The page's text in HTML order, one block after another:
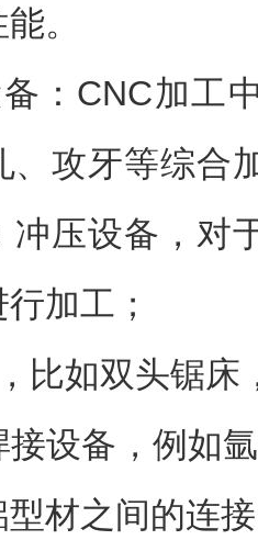
。
：CNC加工
、攻牙等综合
冲压设备，对
加工；
比如双头锯床
设备，例如
材之间的连